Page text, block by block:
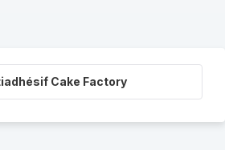
Cake Factory